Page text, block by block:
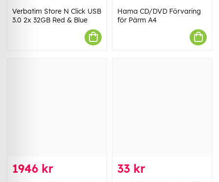
Verbatim Store N Click USB
3.0 2x 32GB Red & Blue
Hama CD/DVD Förvaring
för Pärm A4
1946 kr 33 kr